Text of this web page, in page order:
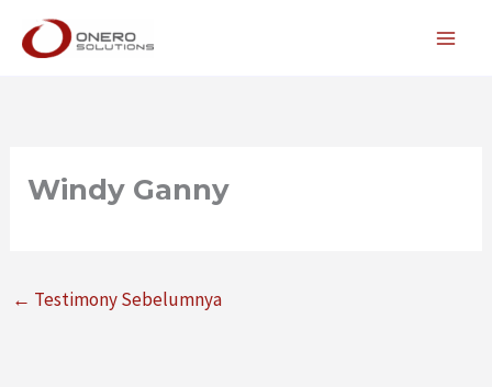
Lewati
Windy Ganny
← Testimony Sebelumnya